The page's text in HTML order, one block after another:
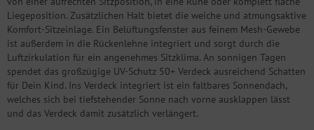
Liegeposition. Zusätzlichen Halt bietet die weiche und atmungsaktive
Komfort-Sitzeinlage. Ein Belüftungsfenster aus feinem Mesh-Gewebe
ist außerdem in die Rückenlehne integriert und sorgt durch die
Luftzirkulation für ein angenehmes Sitzklima. An sonnigen Tagen
spendet das großzügige UV-Schutz 50+ Verdeck ausreichend Schatten
für Dein Kind. Ins Verdeck integriert ist ein faltbares Sonnendach,
welches sich bei tiefstehender Sonne nach vorne ausklappen lässt
und das Verdeck damit zusätzlich verlängert.